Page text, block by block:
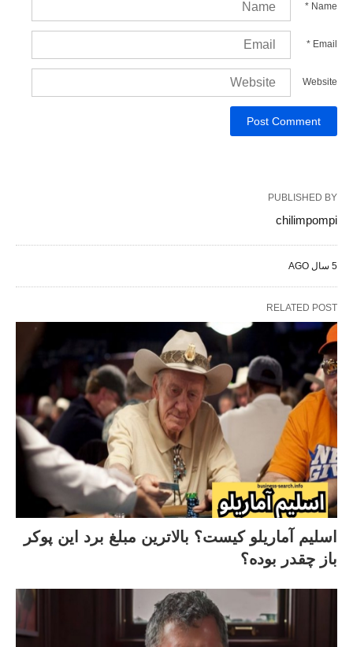
Name
*
Email
*
Website
PUBLISHED BY
chilimpompi
5 سال AGO
RELATED POST
اسلیم آماریلو کیست؟ بالاترین مبلغ برد این پوکر
باز چقدر بوده؟